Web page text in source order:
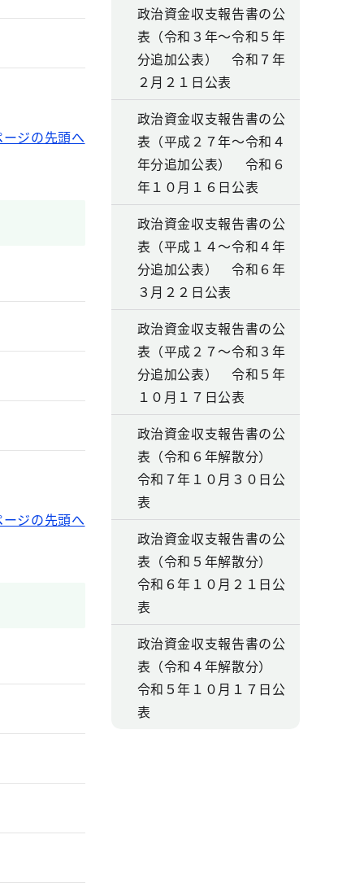
ージの先頭へ
ージの先頭へ
政治資金収支報告書の公
表（令和３年～令和５年
分追加公表） 令和７年
２月２１日公表
政治資金収支報告書の公
表（平成２７年～令和４
年分追加公表） 令和６
年１０月１６日公表
政治資金収支報告書の公
表（平成１４～令和４年
分追加公表） 令和６年
３月２２日公表
政治資金収支報告書の公
表（平成２７～令和３年
分追加公表） 令和５年
１０月１７日公表
政治資金収支報告書の公
表（令和６年解散分）
令和７年１０月３０日公
表
政治資金収支報告書の公
表（令和５年解散分）
令和６年１０月２１日公
表
政治資金収支報告書の公
表（令和４年解散分）
令和５年１０月１７日公
表